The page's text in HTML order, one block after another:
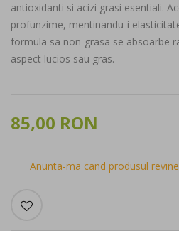
antioxidanti si acizi grasi esentiali.
profunzime, mentinandu-i
formula sa non-grasa se absoarbe
aspect lucios sau gras.
85,00 RON
Anunta-ma cand produsul